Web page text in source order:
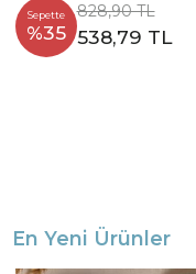
Sepette
%35
828,90 TL
538,79 TL
En Yeni Ürünler